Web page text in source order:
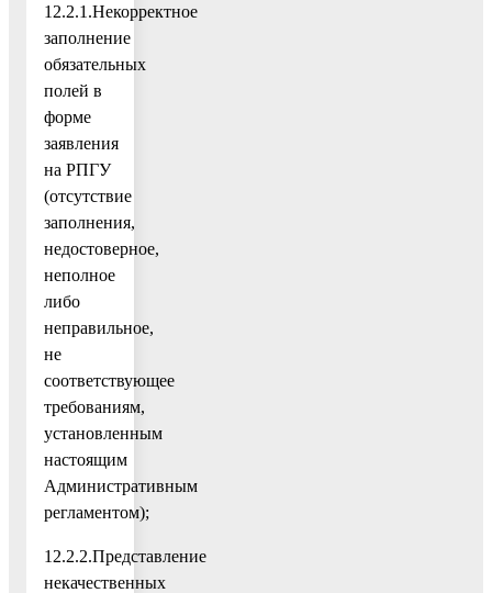
12.2.1.Некорректное
заполнение
обязательных
полей в
форме
заявления
на РПГУ
(отсутствие
заполнения,
недостоверное,
неполное
либо
неправильное,
не
соответствующее
требованиям,
установленным
настоящим
Административным
регламентом);
12.2.2.Представление
некачественных